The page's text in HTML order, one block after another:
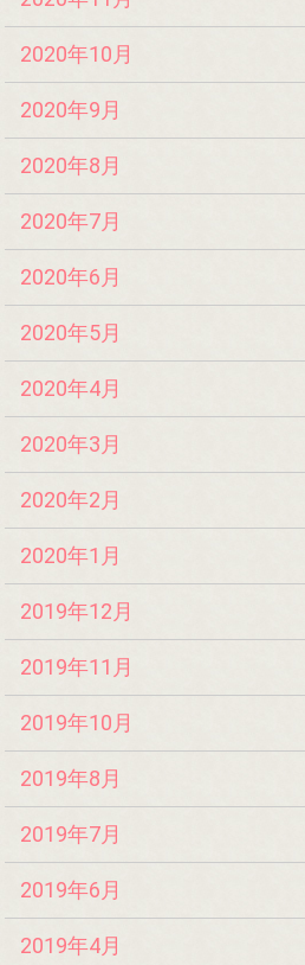
2020年10月
2020年9月
2020年8月
2020年7月
2020年6月
2020年5月
2020年4月
2020年3月
2020年2月
2020年1月
2019年12月
2019年11月
2019年10月
2019年8月
2019年7月
2019年6月
2019年4月